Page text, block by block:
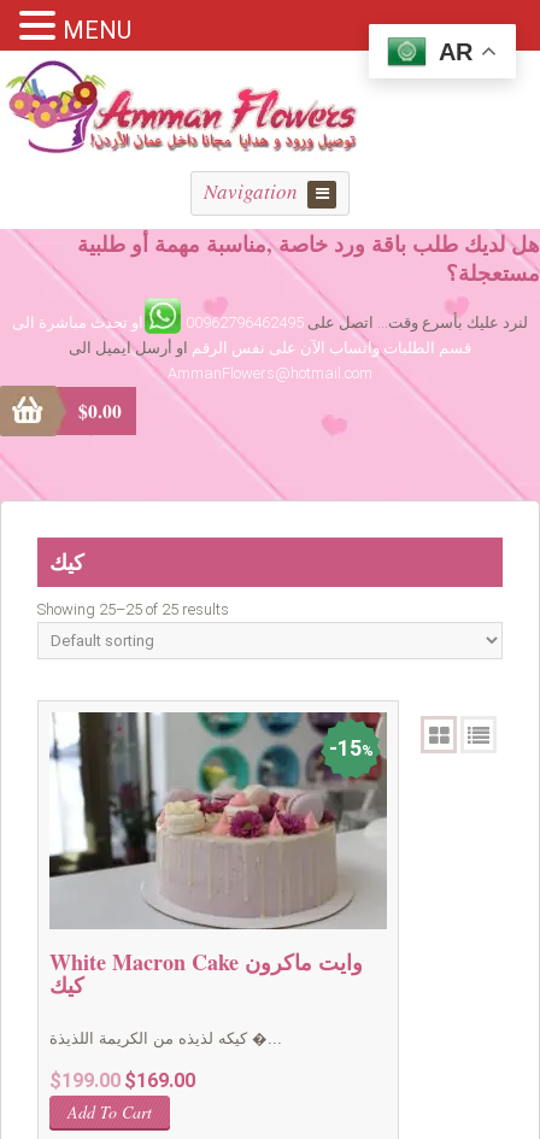
Navigation
هل لديك طلب باقة ورد خاصة ,مناسبة مهمة أو طلبية
مستعجلة؟
لنرد عليك بأسرع وقت... اتصل على 00962796462495
او تحدث مباشرة الى
قسم الطلبات واتساب الآن على نفس الرقم او أرسل ايميل الى
AmmanFlowers@hotmail.com
$0.00
كيك
Showing 25–25 of 25 results
15%
White Macron Cake وايت ماكرون
كيك
كيكه لذيذه من الكريمة اللذيذة �...
$199.00 Original
price
was:
$169.00Current
Add To Cart
AR
MENU